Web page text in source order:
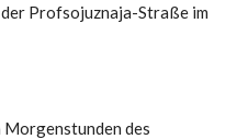
Profsojuznaja-Straße im
des